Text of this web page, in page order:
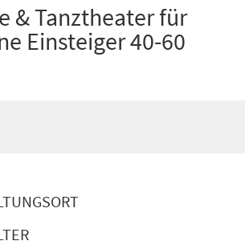
& Tanztheater für
Einsteiger 40-60